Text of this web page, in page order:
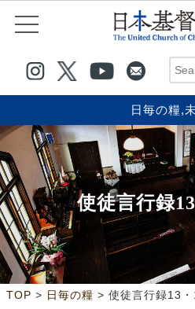
日毎の糧,
使徒言行録
TOP > 日毎の糧 > 使徒言行録13